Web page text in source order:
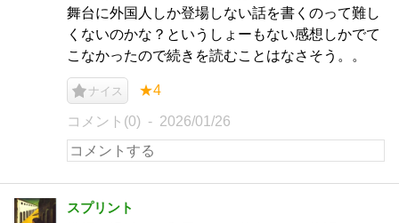
舞台に外国人しか登場しない話を書くのって難し
くないのかな？というしょーもない感想しかでて
こなかったので続きを読むことはなさそう。。
ナイス ★4
コメント(0) 2026/01/26
スプリント